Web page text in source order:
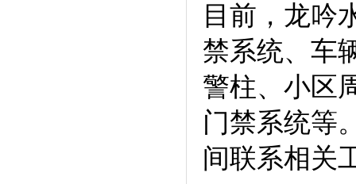
目前，龙吟
禁系统、车
警柱、小区
门禁系统等
间联系相关